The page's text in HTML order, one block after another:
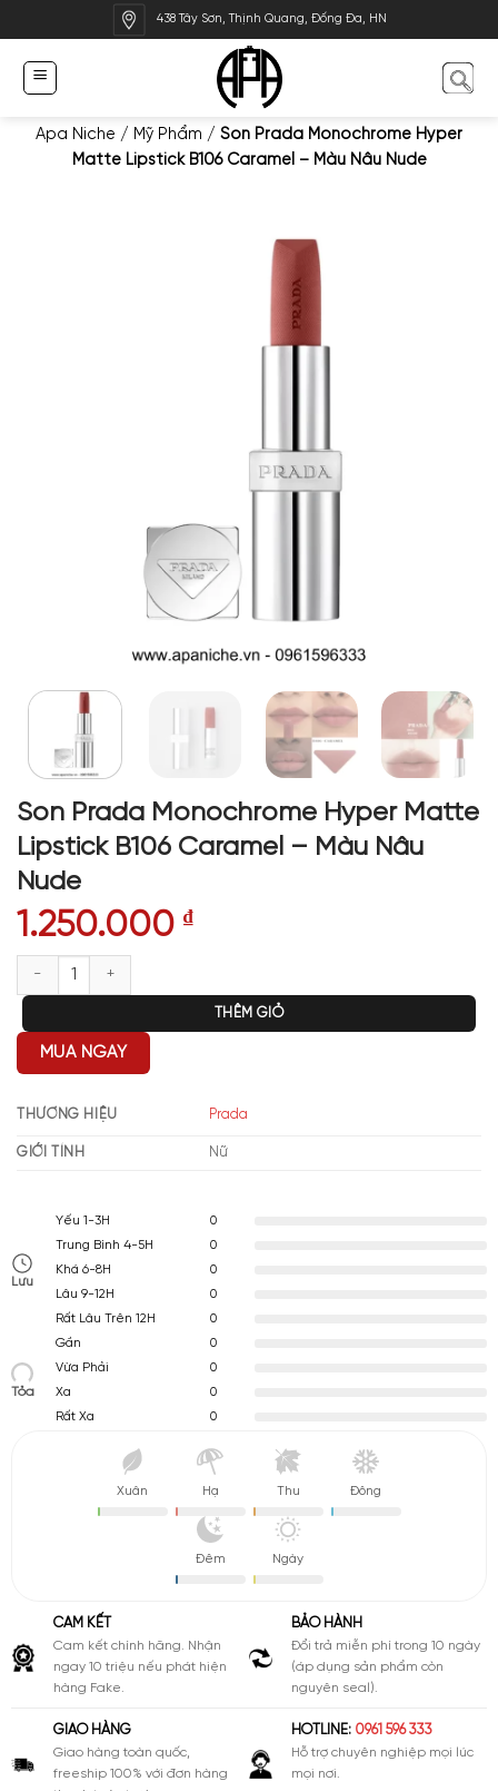
qua
dung
438 Tây Sơn, Thịnh Quang, Đống Đa, HN
Apa Niche / Mỹ Phẩm / Son Prada Monochrome Hyper
Matte Lipstick B106 Caramel – Màu Nâu Nude
Son Prada Monochrome Hyper Matte
Lipstick B106 Caramel – Màu Nâu
Nude
1.250.000 ₫
Son Prada Monochrome Hyper Matte Lipstick B106 Caramel - Màu Nâu
THÊM GIỎ
MUA NGAY
THƯƠNG HIỆU Prada
GIỚI TÍNH Nữ
Lưu
Yếu 1-3H
0
Trung Bình 4-5H
0
Khá 6-8H
0
Lâu 9-12H
0
Rất Lâu Trên 12H
0
Tỏa
Gần
0
Vừa Phải
0
Xa
0
Rất Xa
0
Xuân Hạ Thu Đông
Đêm Ngày
CAM KẾT
Cam kết chính hãng. Nhận
ngay 10 triệu nếu phát hiện
hàng Fake.
BẢO HÀNH
Đổi trả miễn phí trong 10 ngày
(áp dụng sản phẩm còn
nguyên seal).
GIAO HÀNG
Giao hàng toàn quốc,
freeship 100% với đơn hàng
HOTLINE: 0961 596 333
Hỗ trợ chuyên nghiệp mọi lúc
mọi nơi.